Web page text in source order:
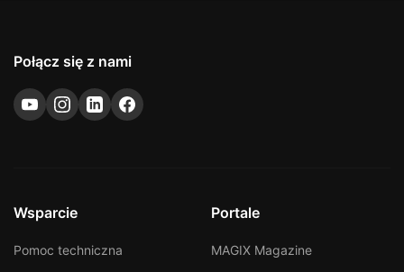
Połącz się z nami
Wsparcie
Pomoc techniczna
Portale
MAGIX Magazine